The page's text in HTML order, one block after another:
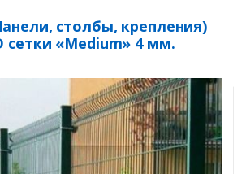
столбы, крепления)
сетки «Medium» 4 мм.